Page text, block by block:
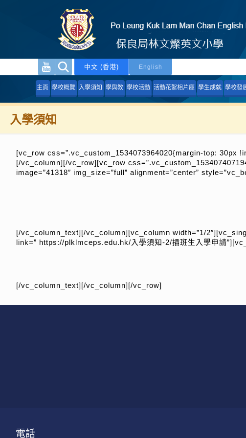
中文 (香港) English
主頁 學校概覽 入學須知 學與教 學校活動 活動花絮相片庫 學生成就 學校發
入學須知
[vc_row css=”.vc_custom_1534073964020{margin-top: 30px
[/vc_column][/vc_row][vc_row
image=”41318″ img_size=”full” alignment=”center”
[/vc_column_text][/vc_column][vc_column width=”1/
link=” https://plklmceps.edu.hk/入學須知-2/插班生入學申請
[/vc_column_text][/vc_column][/vc_row]
電話